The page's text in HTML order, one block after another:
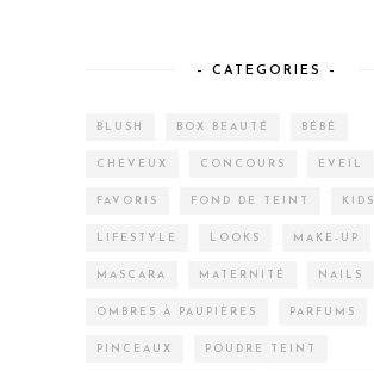
– CATEGORIES –
BLUSH BOX BEAUTÉ BÉBÉ
CHEVEUX CONCOURS EVEIL
FAVORIS FOND DE TEINT KIDS
LIFESTYLE LOOKS MAKE-UP
MASCARA MATERNITÉ NAILS
OMBRES À PAUPIÈRES PARFUMS
PINCEAUX POUDRE TEINT